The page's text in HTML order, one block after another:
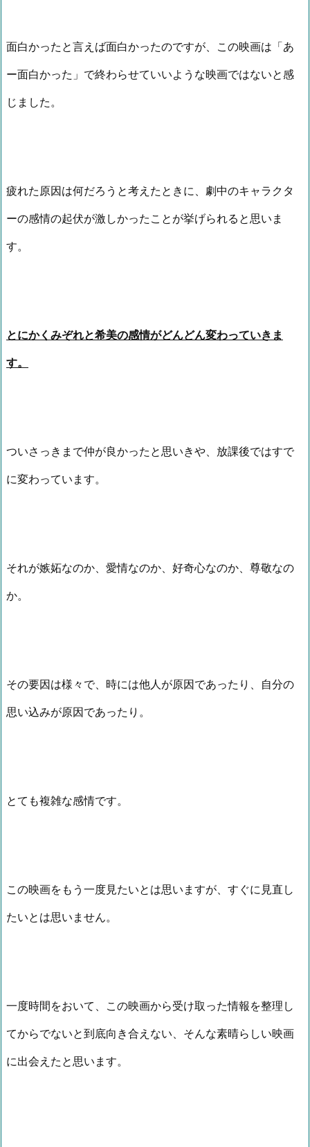
面白かったと言えば面白かったのですが、この映画は「あ
ー面白かった」で終わらせていいような映画ではないと感
じました。
疲れた原因は何だろうと考えたときに、劇中のキャラクタ
ーの感情の起伏が激しかったことが挙げられると思いま
す。
とにかくみぞれと希美の感情がどんどん変わっていきま
す。
ついさっきまで仲が良かったと思いきや、放課後ではすで
に変わっています。
それが嫉妬なのか、愛情なのか、好奇心なのか、尊敬なの
か。
その要因は様々で、時には他人が原因であったり、自分の
思い込みが原因であったり。
とても複雑な感情です。
この映画をもう一度見たいとは思いますが、すぐに見直し
たいとは思いません。
一度時間をおいて、この映画から受け取った情報を整理し
てからでないと到底向き合えない、そんな素晴らしい映画
に出会えたと思います。